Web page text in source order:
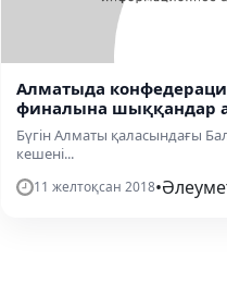
Алматыда
финалына шыққандар
Бүгін Алматы қаласындағы
кешені...
11 желтоқсан 2018•